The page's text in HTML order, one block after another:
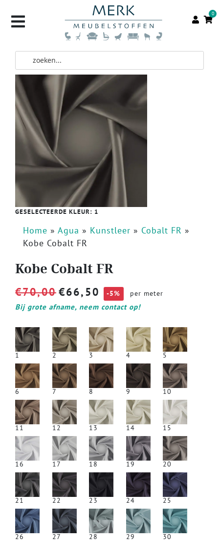
0
GESELECTEERDE KLEUR: 1
Home » Agua » Kunstleer » Cobalt FR »
Kobe Cobalt FR
Kobe Cobalt FR
€70,00€66,50 -5% per meter
Bij grote afname, neem contact op!
1 2 3 4 5
6 7 8 9 10
11 12 13 14 15
16 17 18 19 20
21 22 23 24 25
26 27 28 29 30